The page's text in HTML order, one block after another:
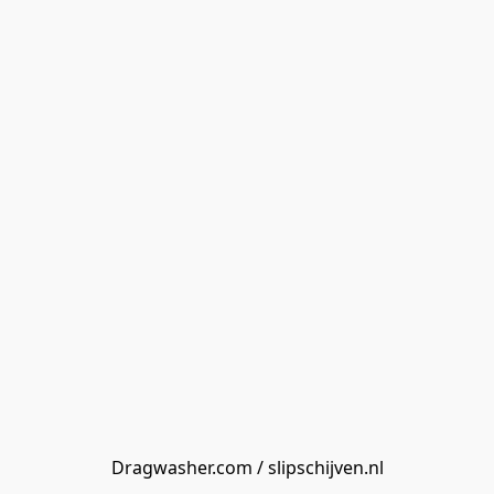
Dragwasher.com / slipschijven.nl